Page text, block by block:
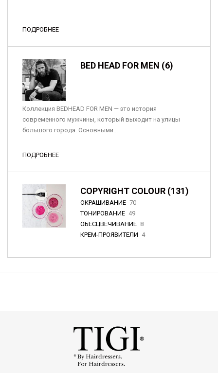
ПОДРОБНЕЕ
BED HEAD FOR MEN (6)
Коллекция BEDHEAD FOR MEN — это история
современного мужчины, который выходит на улицы
большого города. Основными...
ПОДРОБНЕЕ
COPYRIGHT COLOUR (131)
ОКРАШИВАНИЕ 70
ТОНИРОВАНИЕ 49
ОБЕСЦВЕЧИВАНИЕ 8
КРЕМ-ПРОЯВИТЕЛИ 4